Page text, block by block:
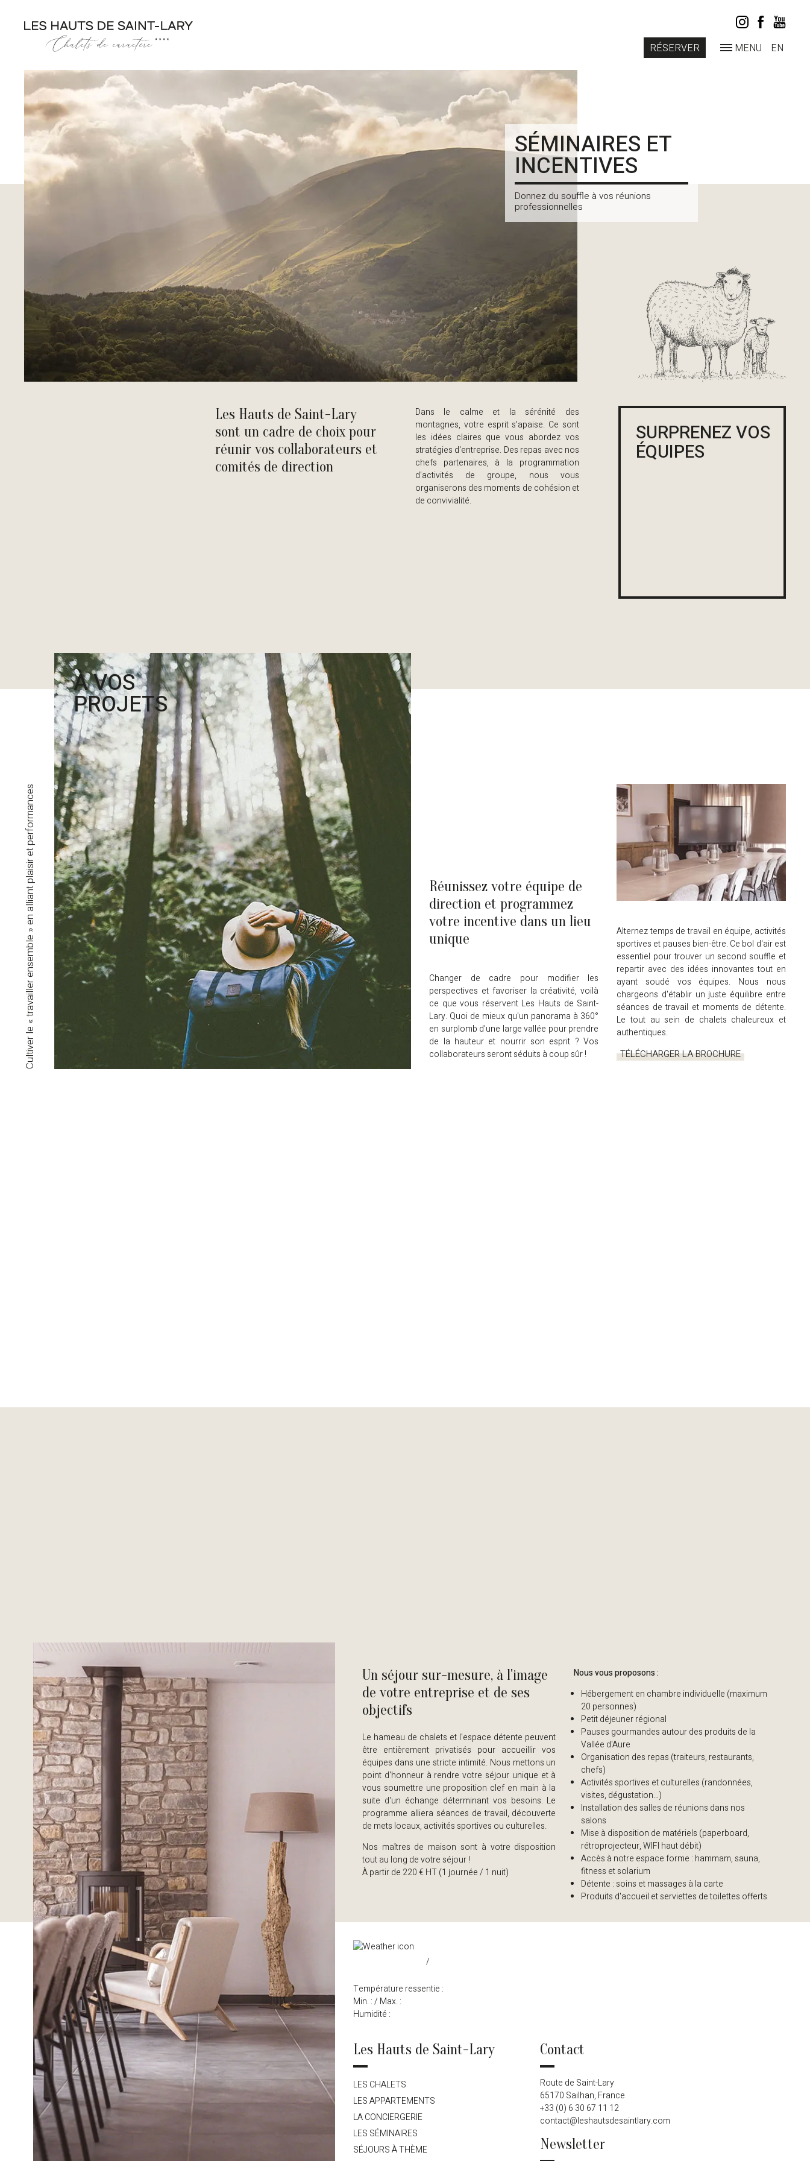
RÉSERVER MENU EN
SÉMINAIRES ET
INCENTIVES
Donnez du souffle à vos réunions
professionnelles
Les Hauts de Saint-Lary
sont un cadre de choix pour
réunir vos collaborateurs et
comités de direction
Dans le calme et la sérénité des
montagnes, votre esprit s'apaise. Ce sont
les idées claires que vous abordez vos
stratégies d'entreprise. Des repas avec nos
chefs partenaires, à la programmation
d'activités de groupe, nous vous
organiserons des moments de cohésion et
de convivialité.
SURPRENEZ VOS
ÉQUIPES
Cultiver le « travailler ensemble » en alliant plaisir et performances
À VOS
PROJETS
Réunissez votre équipe de
direction et programmez
votre incentive dans un lieu
unique
Changer de cadre pour modifier les
perspectives et favoriser la créativité, voilà
ce que vous réservent Les Hauts de Saint-
Lary. Quoi de mieux qu'un panorama à 360°
en surplomb d'une large vallée pour prendre
de la hauteur et nourrir son esprit ? Vos
collaborateurs seront séduits à coup sûr !
Alternez temps de travail en équipe, activités
sportives et pauses bien-être. Ce bol d'air est
essentiel pour trouver un second souffle et
repartir avec des idées innovantes tout en
ayant soudé vos équipes. Nous nous
chargeons d'établir un juste équilibre entre
séances de travail et moments de détente.
Le tout au sein de chalets chaleureux et
authentiques.
TÉLÉCHARGER LA BROCHURE
Un séjour sur-mesure, à l'image
de votre entreprise et de ses
objectifs
Le hameau de chalets et l'espace détente peuvent
être entièrement privatisés pour accueillir vos
équipes dans une stricte intimité. Nous mettons un
point d'honneur à rendre votre séjour unique et à
vous soumettre une proposition clef en main à la
suite d'un échange déterminant vos besoins. Le
programme alliera séances de travail, découverte
de mets locaux, activités sportives ou culturelles.
Nos maîtres de maison sont à votre disposition
tout au long de votre séjour !
À partir de 220 € HT (1 journée / 1 nuit)
Nous vous proposons :
Hébergement en chambre individuelle (maximum
20 personnes)
Petit déjeuner régional
Pauses gourmandes autour des produits de la
Vallée d'Aure
Organisation des repas (traiteurs, restaurants,
chefs)
Activités sportives et culturelles (randonnées,
visites, dégustation…)
Installation des salles de réunions dans nos
salons
Mise à disposition de matériels (paperboard,
rétroprojecteur, WIFI haut débit)
Accès à notre espace forme : hammam, sauna,
fitness et solarium
Détente : soins et massages à la carte
Produits d'accueil et serviettes de toilettes offerts
/
Température ressentie :
Min. :/ Max. :
Humidité :
Les Hauts de Saint-Lary
LES CHALETS
LES APPARTEMENTS
LA CONCIERGERIE
LES SÉMINAIRES
SÉJOURS À THÈME
Contact
Route de Saint-Lary
65170 Sailhan, France
+33 (0) 6 30 67 11 12
contact@leshautsdesaintlary.com
Newsletter